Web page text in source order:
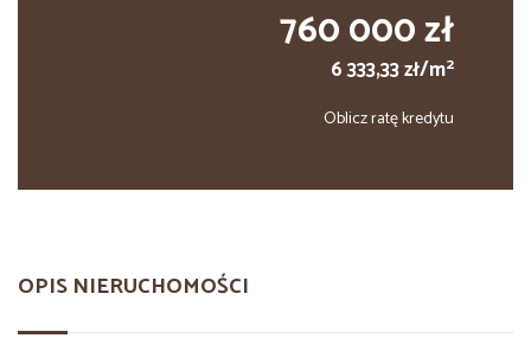
760 000 zł
6 333,33 zł/m2
Oblicz ratę kredytu
OPIS NIERUCHOMOŚCI